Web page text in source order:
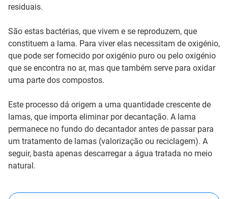
residuais.
São estas bactérias, que vivem e se reproduzem, que
constituem a lama. Para viver elas necessitam de oxigénio,
que pode ser fornecido por oxigénio puro ou pelo oxigénio
que se encontra no ar, mas que também serve para oxidar
uma parte dos compostos.
Este processo dá origem a uma quantidade crescente de
lamas, que importa eliminar por decantação. A lama
permanece no fundo do decantador antes de passar para
um tratamento de lamas (valorização ou reciclagem). A
seguir, basta apenas descarregar a água tratada no meio
natural.